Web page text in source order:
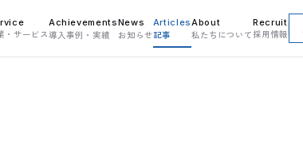
・サービス
Achievements
導入事例・実績
News
お知らせ
Articles
記事
About
私たちについて
Recruit
採用情報